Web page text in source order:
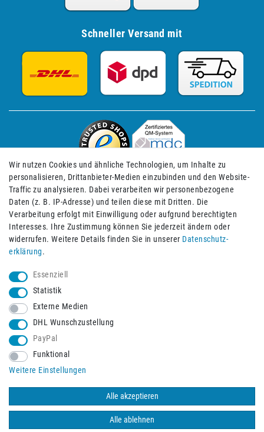
Schneller Versand mit
Impressum Daten­schutz­erklärung AGB
© 2026 Burbach+Goetz Deutsche Sanitätshaus GmbH
vorbehalten. Alle Preise verstehen sich inklusive der Mehrwertsteuer,
zuzüglich der Versandkosten.
Wir nutzen Cookies und ähnliche Technologien, um Inhalte zu
personalisieren, Drittanbieter-Medien einzubinden und den Website-
Traffic zu analysieren. Dabei verarbeiten wir personenbezogene
Daten (z. B. IP-Adresse) und teilen diese mit Dritten. Die
Verarbeitung erfolgt mit Einwilligung oder aufgrund berechtigten
Interesses. Ihre Zustimmung können Sie jederzeit ändern oder
widerrufen. Weitere Details finden Sie in unserer Daten­schutz­
erklärung.
Essenziell
Statistik
Externe Medien
DHL Wunschzustellung
PayPal
Funktional
Weitere Einstellungen
Alle akzeptieren
Alle ablehnen